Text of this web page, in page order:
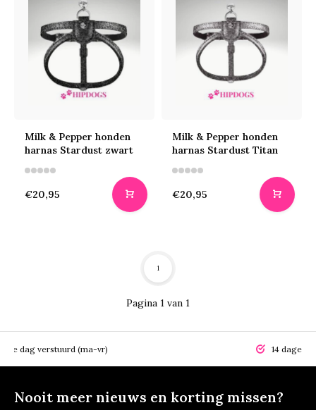
Milk & Pepper honden
harnas Stardust zwart
€20,95
Milk & Pepper honden
harnas Stardust Titan
€20,95
Pagina 1 van 1
1
dag verstuurd (ma-vr) 14 dagen
Nooit meer nieuws en korting missen?